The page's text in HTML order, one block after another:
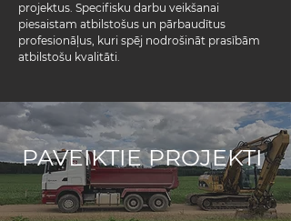
PAVEIKTIE PROJEKTI
projektus. Specifisku darbu veikšanai
piesaistam atbilstošus un pārbaudītus
profesionāļus, kuri spēj nodrošināt prasībām
atbilstošu kvalitāti.